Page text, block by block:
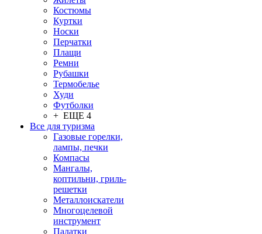
Костюмы
Куртки
Носки
Перчатки
Плащи
Ремни
Рубашки
Термобелье
Худи
Футболки
+ ЕЩЕ 4
Все для туризма
Газовые горелки,
лампы, печки
Компасы
Мангалы,
коптильни, гриль-
решетки
Металлоискатели
Многоцелевой
инструмент
Палатки